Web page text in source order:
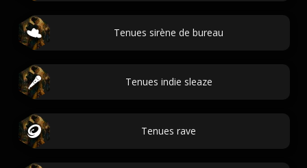
Tenues sirène de bureau
Tenues indie sleaze
Tenues rave